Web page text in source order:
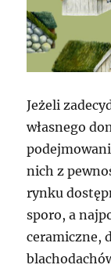
Jeżeli
własnego
nich z
rynku
sporo, a
ceramiczne,